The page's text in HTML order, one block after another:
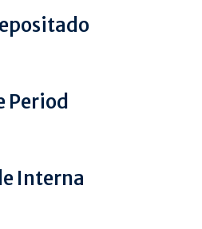
Period
Interna